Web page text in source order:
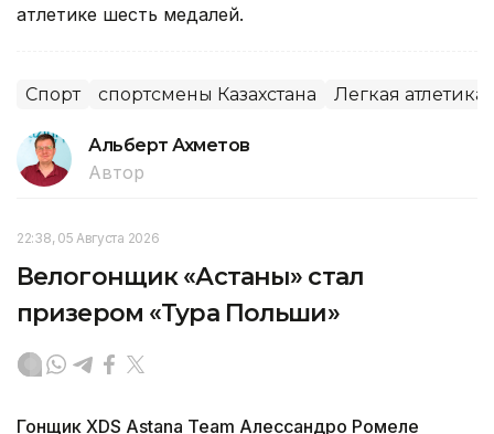
атлетике шесть медалей.
Спорт спортсмены Казахстана Легкая атлетика
Альберт Ахметов
Автор
22:38, 05 Августа 2026
Велогонщик «Астаны» стал
призером «Тура Польши»
Гонщик XDS Astana Team Алессандро Ромеле